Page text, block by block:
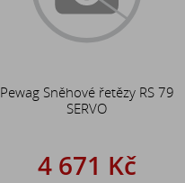
Pewag Sněhové řetězy RS 79
SERVO
4 671 Kč